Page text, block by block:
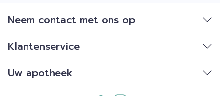
Neem contact met ons op
Klantenservice
Uw apotheek